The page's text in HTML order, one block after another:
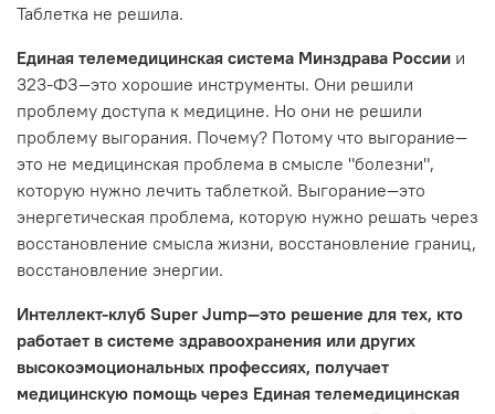
Таблетка не решила.
Единая телемедицинская система Минздрава России и
323-ФЗ—это хорошие инструменты. Они решили
проблему доступа к медицине. Но они не решили
проблему выгорания. Почему? Потому что выгорание—
это не медицинская проблема в смысле "болезни",
которую нужно лечить таблеткой. Выгорание—это
энергетическая проблема, которую нужно решать через
восстановление смысла жизни, восстановление границ,
восстановление энергии.
Интеллект-клуб Super Jump—это решение для тех, кто
работает в системе здравоохранения или других
высокоэмоциональных профессиях, получает
медицинскую помощь через Единая телемедицинская